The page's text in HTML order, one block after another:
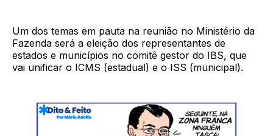
Um dos temas em pauta na reunião no Ministério da
Fazenda será a eleição dos representantes de
estados e municípios no comitê gestor do IBS, que
vai unificar o ICMS (estadual) e o ISS (municipal).